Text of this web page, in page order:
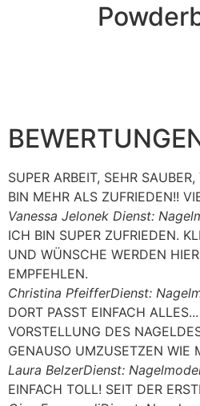
SUPER ARBEIT, SEHR
BIN MEHR ALS ZUFRIEDEN!!
Vanessa Jelonek Dienst:
ICH BIN SUPER ZUFRIEDEN.
UND WÜNSCHE WERDEN
EMPFEHLEN.
Christina PfeifferDienst:
DORT PASST EINFACH
VORSTELLUNG DES
GENAUSO UMZUSETZEN WIE
Laura BelzerDienst:
EINFACH TOLL! SEIT DER